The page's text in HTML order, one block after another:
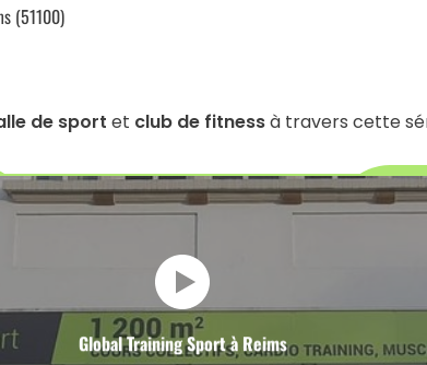
(51100)
de sportet club de fitnessà travers cette
Global Training Sport à Reims